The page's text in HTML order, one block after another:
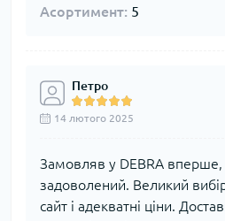
Асортимент: 5
Петро
14 лютого 2025
Замовляв у DEBRA вперше,
задоволений. Великий
сайт і адекватні ціни.